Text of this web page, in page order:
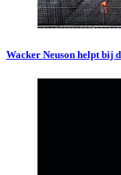
Wacker Neuson helpt bij